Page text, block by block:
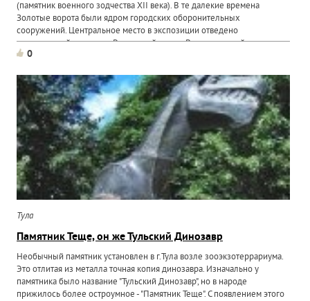
(памятник военного зодчества XII века). В те далекие времена
Золотые ворота были ядром городских оборонительных
сооружений. Центральное место в экспозиции отведено
исторической диораме «Решающий штурм Владимира войсками хана
Батыя 7...
0
Тула
Памятник Теще, он же Тульский Динозавр
Необычный памятник установлен в г.Тула возле зооэкзотеррариума.
Это отлитая из металла точная копия динозавра. Изначально у
памятника было название "Тульский Динозавр", но в народе
прижилось более остроумное - "Памятник Теще". С появлением этого